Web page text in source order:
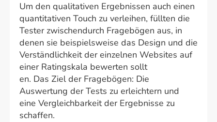
Um den qualitativen Ergebnissen auch einen
quantitativen Touch zu verleihen, füllten die
Tester zwischendurch Fragebögen aus, in
denen sie beispielsweise das Design und die
Verständlichkeit der einzelnen Websites auf
einer Ratingskala bewerten sollt
en. Das Ziel der Fragebögen: Die
Auswertung der Tests zu erleichtern und
eine Vergleichbarkeit der Ergebnisse zu
schaffen.